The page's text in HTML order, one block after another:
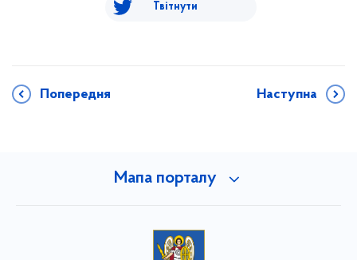
Твітнути
Попередня Наступна
Мапа порталу